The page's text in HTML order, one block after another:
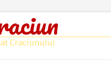
Craciunului